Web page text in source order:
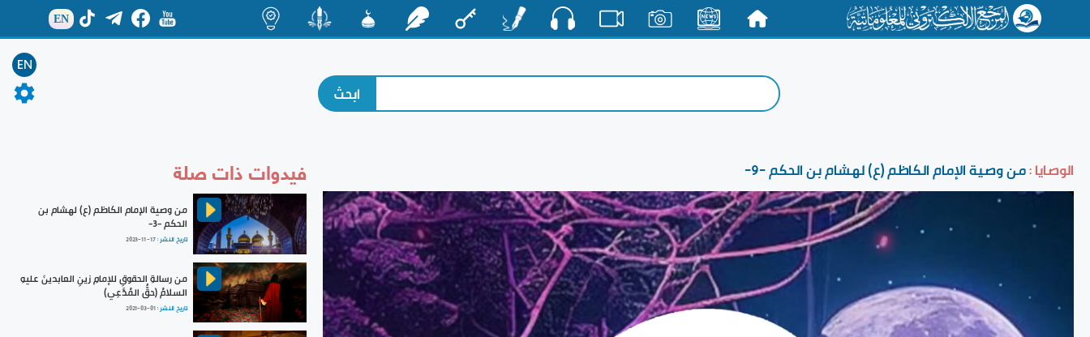
EN
EN
الوصايا :من وصية الإمام الكاظم (ع) لهشام بن الحكم -9- فيدوات ذات صلة
من وصية الإمام الكاظم (ع) لهشام بن
الحكم -3-
تاريخ النشر :2023-11-17
من رسالةِ الحقوقِ للإمامِ زينِ العابدينَ عليهِ
السلامُ (حقُّ المُدَّعِي)
تاريخ النشر :2021-03-01